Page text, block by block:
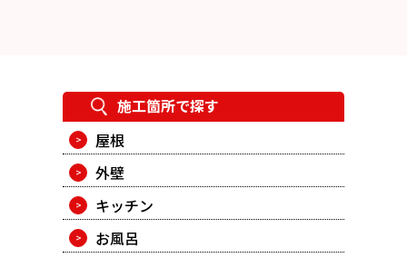
施工箇所で探す
屋根
外壁
キッチン
お風呂